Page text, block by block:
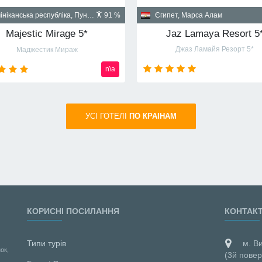
90 %
Шарм-эль-Шейх
Montazah Ras Nasrani Bay
usd
Куба, Гавана
Santa Isabel 5*
УСI ГОТЕЛІ ПО КРАIНАМ
КОРИСНІ ПОСИЛАННЯ
Типи турів
м.
(3й